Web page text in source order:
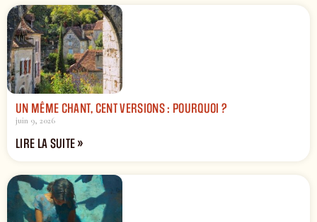
UN MÊME CHANT, CENT VERSIONS : POURQUOI ?
juin 9, 2026
LIRE LA SUITE »